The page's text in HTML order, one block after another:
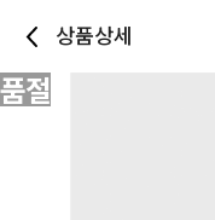
상품상세
품절